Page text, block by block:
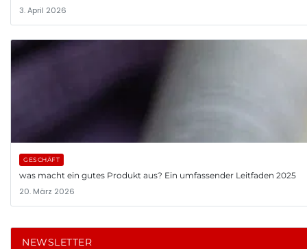
3. April 2026
GESCHÄFT
was macht ein gutes Produkt aus? Ein umfassender Leitfaden 2025
20. März 2026
NEWSLETTER